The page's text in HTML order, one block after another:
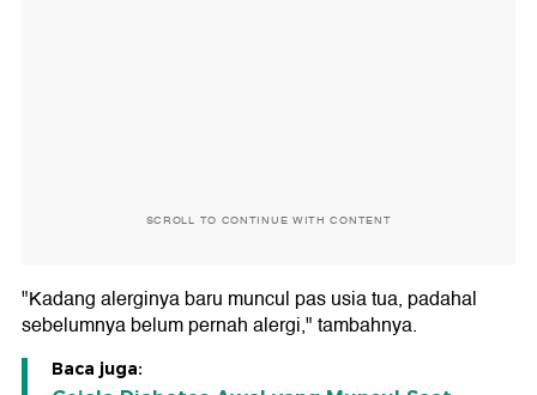
SCROLL TO CONTINUE WITH CONTENT
"Kadang alerginya baru muncul pas usia tua, padahal
sebelumnya belum pernah alergi," tambahnya.
Baca juga: